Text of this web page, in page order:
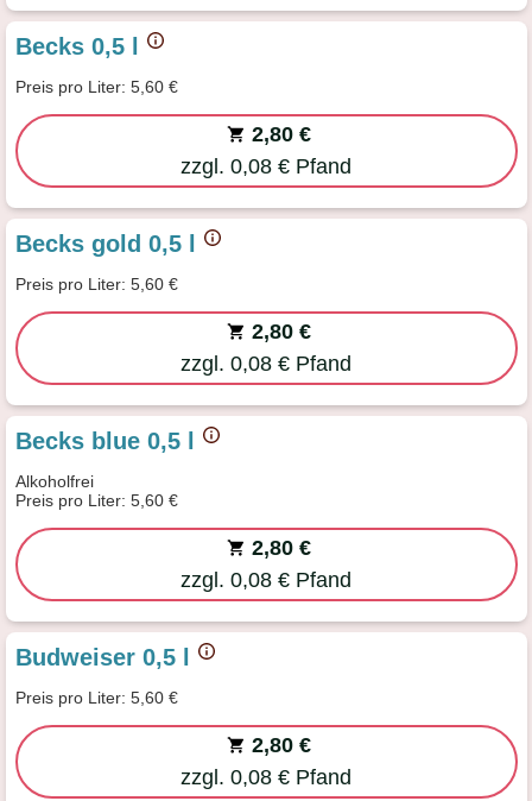
Becks 0,5 l
Preis pro Liter: 5,60 €
2,80 €
zzgl. 0,08 € Pfand
Becks gold 0,5 l
Preis pro Liter: 5,60 €
2,80 €
zzgl. 0,08 € Pfand
Becks blue 0,5 l
Alkoholfrei
Preis pro Liter: 5,60 €
2,80 €
zzgl. 0,08 € Pfand
Budweiser 0,5 l
Preis pro Liter: 5,60 €
2,80 €
zzgl. 0,08 € Pfand